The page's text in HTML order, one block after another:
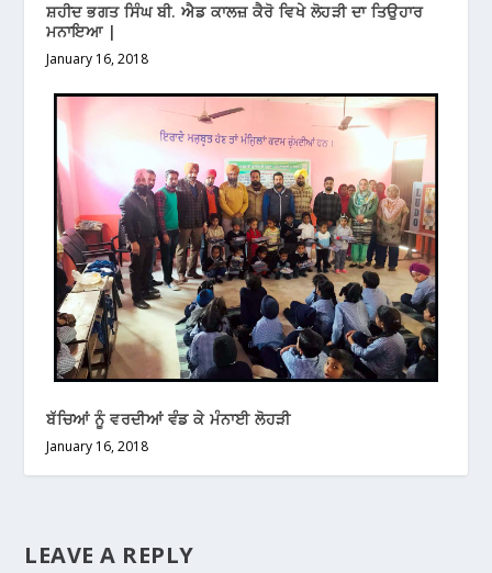
ਸ਼ਹੀਦ ਭਗਤ ਸਿੰਘ ਬੀ. ਐਡ ਕਾਲਜ਼ ਕੈਰੋ ਵਿਖੇ ਲੋਹੜੀ ਦਾ ਤਿਉਹਾਰ
ਮਨਾਇਆ |
January 16, 2018
ਬੱਚਿਆਂ ਨੂੰ ਵਰਦੀਆਂ ਵੰਡ ਕੇ ਮੰਨਾਈ ਲੋਹੜੀ
January 16, 2018
LEAVE A REPLY